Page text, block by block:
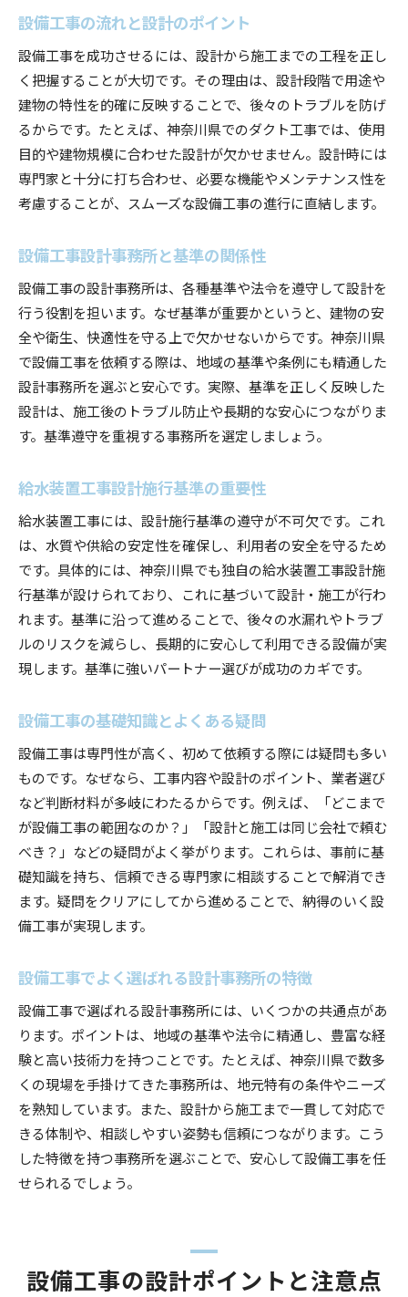
設備工事の流れと設計のポイント
設備工事を成功させるには、設計から施工までの工程を正し
く把握することが大切です。その理由は、設計段階で用途や
建物の特性を的確に反映することで、後々のトラブルを防げ
るからです。たとえば、神奈川県でのダクト工事では、使用
目的や建物規模に合わせた設計が欠かせません。設計時には
専門家と十分に打ち合わせ、必要な機能やメンテナンス性を
考慮することが、スムーズな設備工事の進行に直結します。
設備工事設計事務所と基準の関係性
設備工事の設計事務所は、各種基準や法令を遵守して設計を
行う役割を担います。なぜ基準が重要かというと、建物の安
全や衛生、快適性を守る上で欠かせないからです。神奈川県
で設備工事を依頼する際は、地域の基準や条例にも精通した
設計事務所を選ぶと安心です。実際、基準を正しく反映した
設計は、施工後のトラブル防止や長期的な安心につながりま
す。基準遵守を重視する事務所を選定しましょう。
給水装置工事設計施行基準の重要性
給水装置工事には、設計施行基準の遵守が不可欠です。これ
は、水質や供給の安定性を確保し、利用者の安全を守るため
です。具体的には、神奈川県でも独自の給水装置工事設計施
行基準が設けられており、これに基づいて設計・施工が行わ
れます。基準に沿って進めることで、後々の水漏れやトラブ
ルのリスクを減らし、長期的に安心して利用できる設備が実
現します。基準に強いパートナー選びが成功のカギです。
設備工事の基礎知識とよくある疑問
設備工事は専門性が高く、初めて依頼する際には疑問も多い
ものです。なぜなら、工事内容や設計のポイント、業者選び
など判断材料が多岐にわたるからです。例えば、「どこまで
が設備工事の範囲なのか？」「設計と施工は同じ会社で頼む
べき？」などの疑問がよく挙がります。これらは、事前に基
礎知識を持ち、信頼できる専門家に相談することで解消でき
ます。疑問をクリアにしてから進めることで、納得のいく設
備工事が実現します。
設備工事でよく選ばれる設計事務所の特徴
設備工事で選ばれる設計事務所には、いくつかの共通点があ
ります。ポイントは、地域の基準や法令に精通し、豊富な経
験と高い技術力を持つことです。たとえば、神奈川県で数多
くの現場を手掛けてきた事務所は、地元特有の条件やニーズ
を熟知しています。また、設計から施工まで一貫して対応で
きる体制や、相談しやすい姿勢も信頼につながります。こう
した特徴を持つ事務所を選ぶことで、安心して設備工事を任
せられるでしょう。
設備工事の設計ポイントと注意点